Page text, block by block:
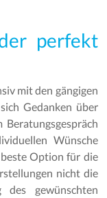
perfekt
mit den gängigen
Gedanken über
Wünsche
Option für die
nicht die
des gewünschten